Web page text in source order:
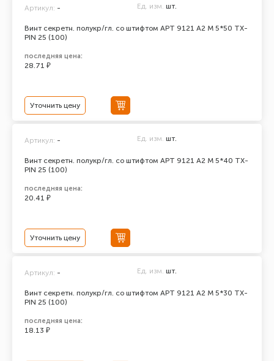
Винт секретн. полукр/гл. со штифтом АРТ 9121 А2 M 5*50 TX-
PIN 25 (100)
Артикул: - Ед. изм. шт.
последняя цена:
28.71 ₽
Уточнить цену
Винт секретн. полукр/гл. со штифтом АРТ 9121 А2 M 5*40 TX-
PIN 25 (100)
Артикул: - Ед. изм. шт.
последняя цена:
20.41 ₽
Уточнить цену
Винт секретн. полукр/гл. со штифтом АРТ 9121 А2 M 5*30 TX-
PIN 25 (100)
Артикул: - Ед. изм. шт.
последняя цена:
18.13 ₽